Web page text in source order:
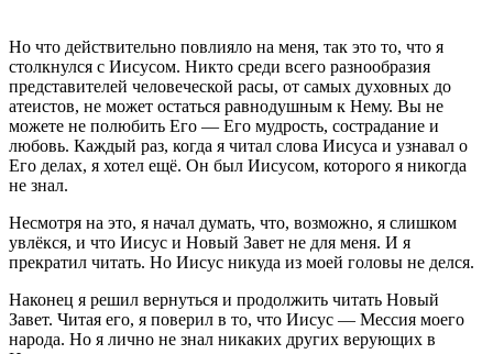
Но что действительно повлияло на меня, так это то, что я
столкнулся с Иисусом. Никто среди всего разнообразия
представителей человеческой расы, от самых духовных до
атеистов, не может остаться равнодушным к Нему. Вы не
можете не полюбить Его — Его мудрость, сострадание и
любовь. Каждый раз, когда я читал слова Иисуса и узнавал о
Его делах, я хотел ещё. Он был Иисусом, которого я никогда
не знал.
Несмотря на это, я начал думать, что, возможно, я слишком
увлёкся, и что Иисус и Новый Завет не для меня. И я
прекратил читать. Но Иисус никуда из моей головы не делся.
Наконец я решил вернуться и продолжить читать Новый
Завет. Читая его, я поверил в то, что Иисус — Мессия моего
народа. Но я лично не знал никаких других верующих в